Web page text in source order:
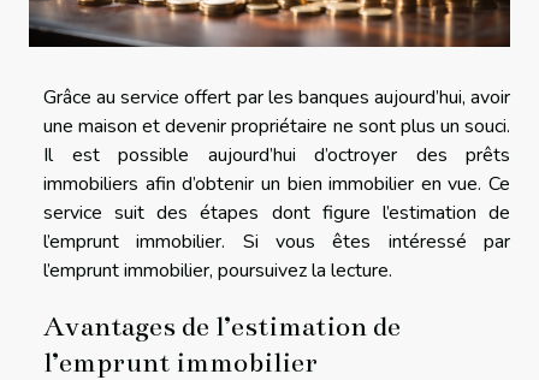
Grâce au service offert par les banques aujourd’hui, avoir
une maison et devenir propriétaire ne sont plus un souci.
Il est possible aujourd’hui d’octroyer des prêts
immobiliers afin d’obtenir un bien immobilier en vue. Ce
service suit des étapes dont figure l’estimation de
l’emprunt immobilier. Si vous êtes intéressé par
l’emprunt immobilier, poursuivez la lecture.
Avantages de l’estimation de
l’emprunt immobilier